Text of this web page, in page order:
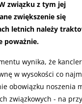
związku z tym jej
zwiększenie się
letnich należy
poważnie.
wynika, że
w wysokości co
obowiązku noszenia
związkowych - na